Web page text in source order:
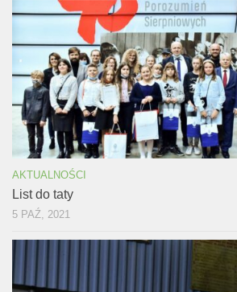
AKTUALNOŚCI
List do taty
5 PAŹ, 2021